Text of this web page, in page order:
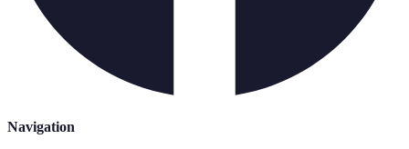
Navigation